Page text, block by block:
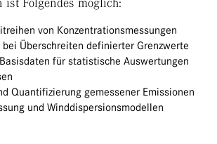
ist Folgendes möglich:
von Konzentrationsmessungen
Überschreiten definierter Grenzwerte
für statistische Auswertungen
Quantifizierung gemessener Emissionen
und Winddispersionsmodellen